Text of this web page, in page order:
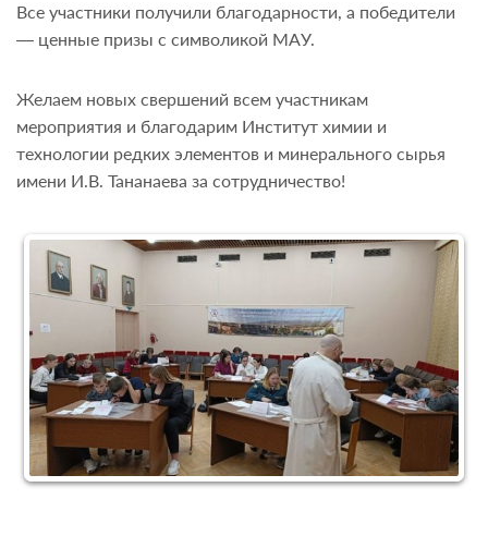
Все участники получили благодарности, а победители
— ценные призы с символикой МАУ.
Желаем новых свершений всем участникам
мероприятия и благодарим Институт химии и
технологии редких элементов и минерального сырья
имени И.В. Тананаева за сотрудничество!